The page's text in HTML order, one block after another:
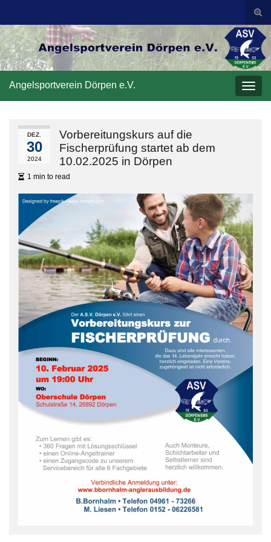
Search for:
Angelsportverein Dörpen e.V.
DEZ.
30
2024
Vorbereitungskurs auf die
Fischerprüfung startet ab dem
10.02.2025 in Dörpen
1 min to read